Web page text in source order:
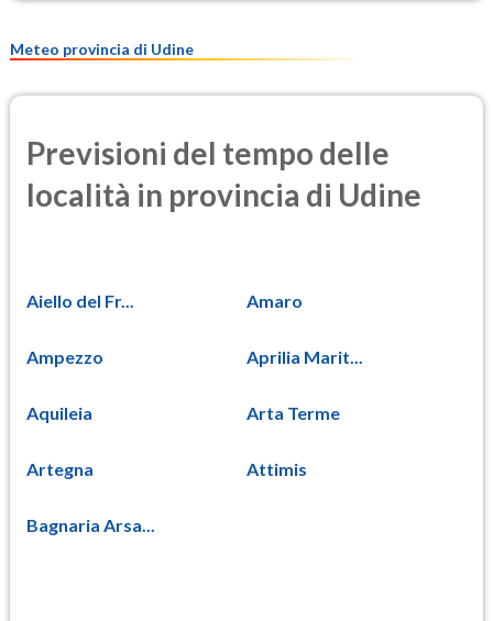
Meteo provincia di Udine
Previsioni del tempo delle
località in provincia di Udine
Aiello del Fr... Amaro
Ampezzo Aprilia Marit...
Aquileia Arta Terme
Artegna Attimis
Bagnaria Arsa...